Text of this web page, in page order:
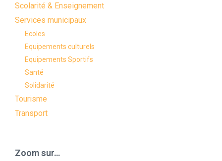
Scolarité & Enseignement
Services municipaux
Ecoles
Equipements culturels
Equipements Sportifs
Santé
Solidarité
Tourisme
Transport
Zoom sur…